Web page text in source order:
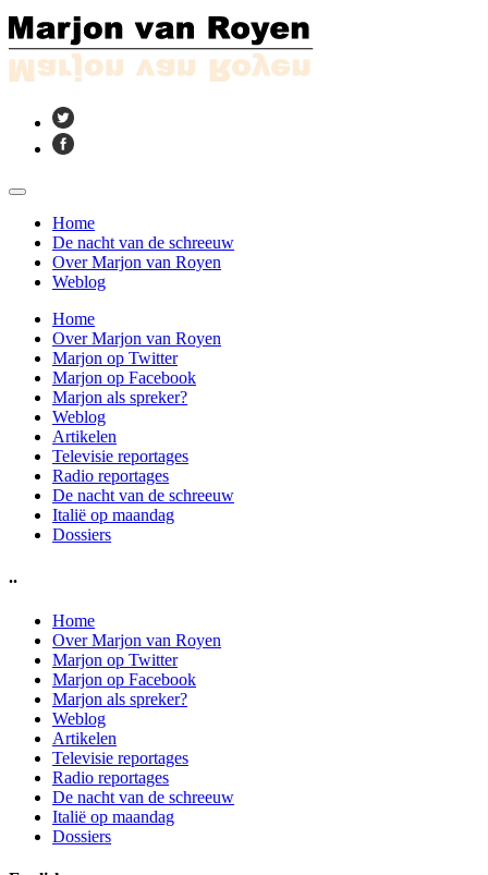
Home
De nacht van de schreeuw
Over Marjon van Royen
Weblog
Home
Over Marjon van Royen
Marjon op Twitter
Marjon op Facebook
Marjon als spreker?
Weblog
Artikelen
Televisie reportages
Radio reportages
De nacht van de schreeuw
Italië op maandag
Dossiers
..
Home
Over Marjon van Royen
Marjon op Twitter
Marjon op Facebook
Marjon als spreker?
Weblog
Artikelen
Televisie reportages
Radio reportages
De nacht van de schreeuw
Italië op maandag
Dossiers